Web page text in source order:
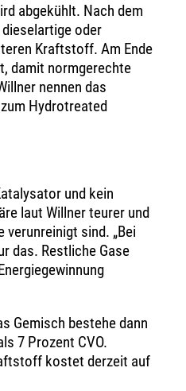
abgekühlt. Nach dem
oder
Kraftstoff. Am Ende
damit normgerechte
nennen das
Hydrotreated
und kein
laut Willner teurer und
sind. „Bei
das. Restliche Gase
Gemisch bestehe dann
7 Prozent CVO.
kostet derzeit auf